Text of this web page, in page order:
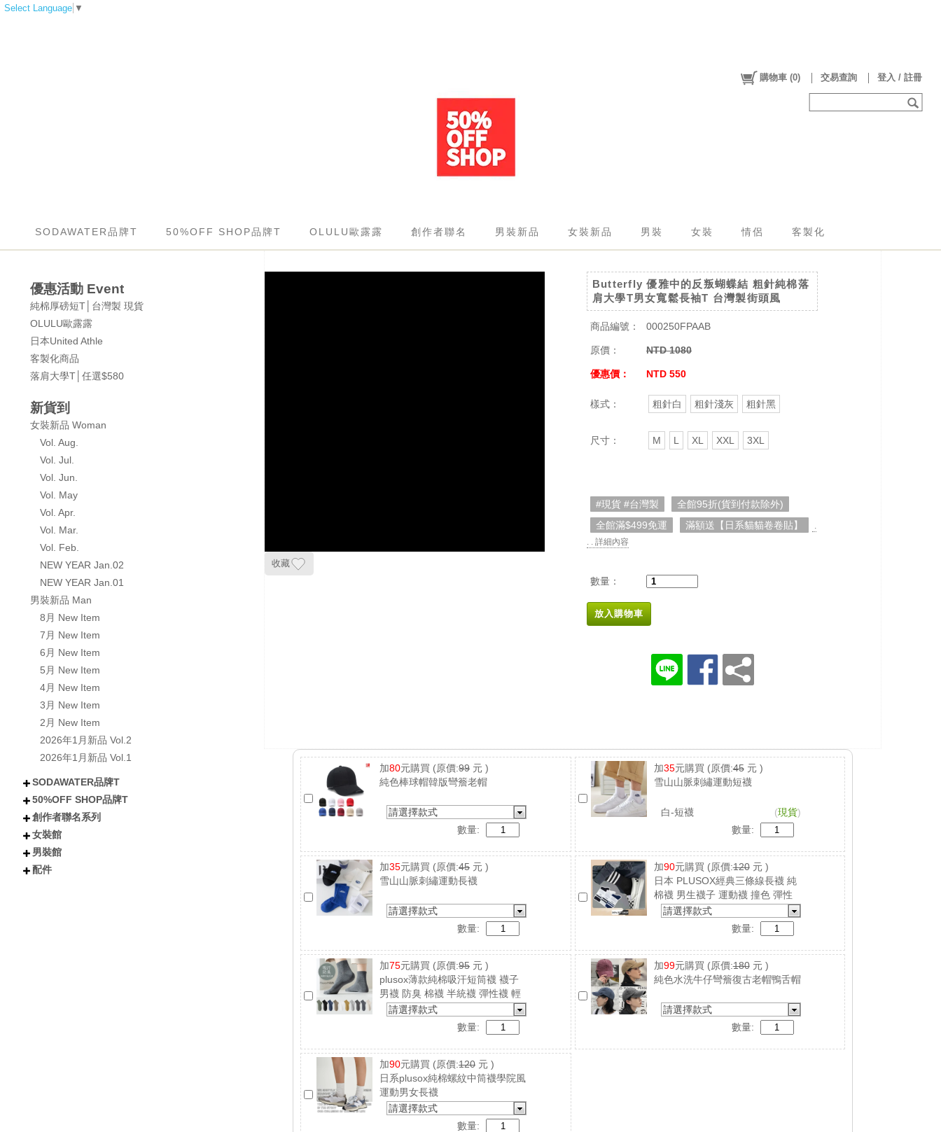
Select Language ▼
SODAWATER品牌T 50%OFF SHOP品牌T OLULU歐露露 創作者聯名 男裝新品 女裝新品 男裝 女裝 情侶 客製化
購物車 (0) 交易查詢 登入 / 註冊
優惠活動 Event
純棉厚磅短T│台灣製 現貨
OLULU歐露露
日本United Athle
客製化商品
落肩大學T│任選$580
新貨到
女裝新品 Woman
Vol. Aug.
Vol. Jul.
Vol. Jun.
Vol. May
Vol. Apr.
Vol. Mar.
Vol. Feb.
NEW YEAR Jan.02
NEW YEAR Jan.01
男裝新品 Man
8月 New Item
7月 New Item
6月 New Item
5月 New Item
4月 New Item
3月 New Item
2月 New Item
2026年1月新品 Vol.2
2026年1月新品 Vol.1
SODAWATER品牌T
不分類
全部短袖商品
全部長袖商品
全部外套COAT
喵汪星人
小熊│泰迪熊
有梗文字TEE
Y2K
美式風格
日式風格
戰國貓大人
肌肉地獄
暗黑
50%OFF SHOP品牌T
不分類
所有短袖商品
所有涼感抗UV機能T
所有長袖商品
貓貓
狗狗
小熊
下午茶甜點
卡通
潮流
創作者聯名系列
不分類
Kono可諾
小舒舒
吃貨少女あか
奶加
鳥人瑞克斯
貝莉蒂絲
兔森森
米歪
蜜糖貓
Mineko_meow
煥悅工作室聯名
海王u魚
悠五 YuWu
擔擔麵
晴海はるみ
河豚小妞
酒咪
天奈莓璐 聯名
野生的淡水人 聯名
他(子) 聯名
夏琳(阿琳阿琳琳)聯名
雷德古雷夫 聯名
迪亞雜藝舖 聯名
熙潞姆 Shirumu聯名
嘎旋旋 聯名
霓茶 聯名
白兔兔兔聯名
Sam Bai✦ 桑唄✦聯名
咪寶 聯名
彌羽ゆう 聯名
柔一口甜 聯名
プラチナ普拉祈娜 聯名款
波風水雞 聯名
諾芙.exe聯名
鼠芝ミルチ 聯名
大鴉 聯名
蜜柑あいみ 聯名
來楽 聯名
緋嫣_睡眠ドーナツ聯名
伊德海拉ヽ 聯名
夢寐愛姆ユメビエム 聯名
吾貓ねこです聯名
阡狐Huni聯名
喇密聯名
阿栗栗聯名
皮立聯名
清玉聯名
水兔海聯名
諾櫻Noe聯名
日本曼生活聯名
萬萬丶聯名
米哇哇みわわ聯名
茶茶狐聯名
阿尼婪聯名
朶菟菈聯名
爪爪貓聯名
天奈雪羽聯名
黑狐洛克
夜某YamOuO聯名
阿香聯名
綿羽ミルフィ
七兔なよみ聯名
小靜しずか聯名
楓棠兒聯名
嶺上荏染聯名
滔滔ラ聯名
橙雨沐沿聯名
五十鈴抹茶糰子
浮浪x飛行者
女裝館
不分類
上衣
短袖
長袖
連衣裙
雪紡/針織
襯衫
套裝
背心
下身
短褲
長褲
短裙
長裙
外套
夾克
風衣
牛仔外套
鋪棉外套
毛衣外套
女鞋
配件
襪子
包包
男裝館
不分類
上衣
外套
褲子
配件
配件
收藏
Butterfly 優雅中的反叛蝴蝶結 粗針純棉落
肩大學T男女寬鬆長袖T 台灣製街頭風
商品編號： 000250FPAAB
原價： NTD 1080
優惠價： NTD 550
樣式： 粗針白 粗針淺灰 粗針黑
尺寸： M L XL XXL 3XL
#現貨 #台灣製
全館95折(貨到付款除外)
全館滿$499免運
滿額送【日系貓貓卷卷貼】
.
. . 詳細內容
數量：
放入購物車
加80元購買 (原價:99 元 )
純色棒球帽韓版彎簷老帽
請選擇款式
數量:
加35元購買 (原價:45元 )
雪山山脈刺繡運動短襪
白-短襪 (現貨)
數量:
加35元購買 (原價:45 元 )
雪山山脈刺繡運動長襪
請選擇款式
數量:
加90元購買 (原價:120元 )
日本 PLUSOX經典三條線長襪 純
棉襪 男生襪子 運動襪 撞色 彈性
襪 吸汗 防臭
請選擇款式
數量:
加75元購買 (原價:95 元 )
plusox薄款純棉吸汗短筒襪 襪子
男襪 防臭 棉襪 半統襪 彈性襪 輕
薄透氣
請選擇款式
數量:
加99元購買 (原價:180元 )
純色水洗牛仔彎簷復古老帽鴨舌帽
請選擇款式
數量:
加90元購買 (原價:120 元 )
日系plusox純棉螺紋中筒襪學院風
運動男女長襪
請選擇款式
數量: